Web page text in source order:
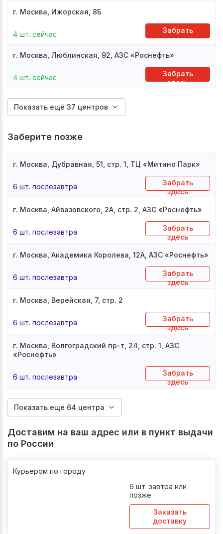
г. Москва, Ижорская, 8Б
4 шт. сейчас
Забрать
здесь
г. Москва, Люблинская, 92, АЗС «Роснефть»
4 шт. сейчас
Забрать
здесь
Показать ещё 37 центров
Заберите позже
г. Москва, Дубравная, 51, стр. 1, ТЦ «Митино Парк»
6 шт. послезавтра
Забрать
здесь
г. Москва, Айвазовского, 2А, стр. 2, АЗС «Роснефть»
6 шт. послезавтра
Забрать
здесь
г. Москва, Академика Королева, 12А, АЗС «Роснефть»
6 шт. послезавтра
Забрать
здесь
г. Москва, Верейская, 7, стр. 2
6 шт. послезавтра
Забрать
здесь
г. Москва, Волгоградский пр-т, 24, стр. 1, АЗС
«Роснефть»
6 шт. послезавтра
Забрать
здесь
Показать ещё 64 центра
Доставим на ваш адрес или в пункт выдачи
по России
Курьером по городу
6 шт. завтра или
позже
Заказать
доставку